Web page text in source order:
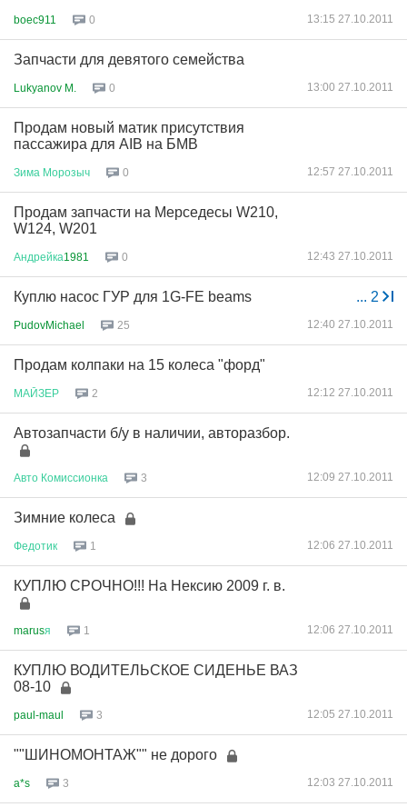
boec911 0 13:15 27.10.2011
Запчасти для девятого семейства
Lukyanov M. 0 13:00 27.10.2011
Продам новый матик присутствия
пассажира для AIB на БМВ
Зима Морозыч 0 12:57 27.10.2011
Продам запчасти на Мерседесы W210,
W124, W201
Андрейка1981 0 12:43 27.10.2011
... 2
Куплю насос ГУР для 1G-FE beams
PudovMichael 25 12:40 27.10.2011
Продам колпаки на 15 колеса "форд"
МАЙЗЕР 2 12:12 27.10.2011
Автозапчасти б/у в наличии, авторазбор.
Авто Комиссионка 3 12:09 27.10.2011
Зимние колеса
Федотик 1 12:06 27.10.2011
КУПЛЮ СРОЧНО!!! На Нексию 2009 г. в.
marusя 1 12:06 27.10.2011
КУПЛЮ ВОДИТЕЛЬСКОЕ СИДЕНЬЕ ВАЗ
08-10
paul-maul 3 12:05 27.10.2011
""ШИНОМОНТАЖ"" не дорого
a*s 3 12:03 27.10.2011